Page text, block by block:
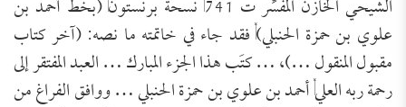
الشيحي الخازن المفسِّر ت 741, نسحة برنستون, (بخط أحمد بن
علوي بن حمزة الحنبلي), فقد جاء في خاتمته ما نصه: (آخر كتاب
مقبول المنقول …)، … كتَب هذا الجزء المبارك … العبد المفتقر إلى
رحمة ربه العلي, أحمد بن علوي بن حمزة الحنبلي … ووافق الفراغ من